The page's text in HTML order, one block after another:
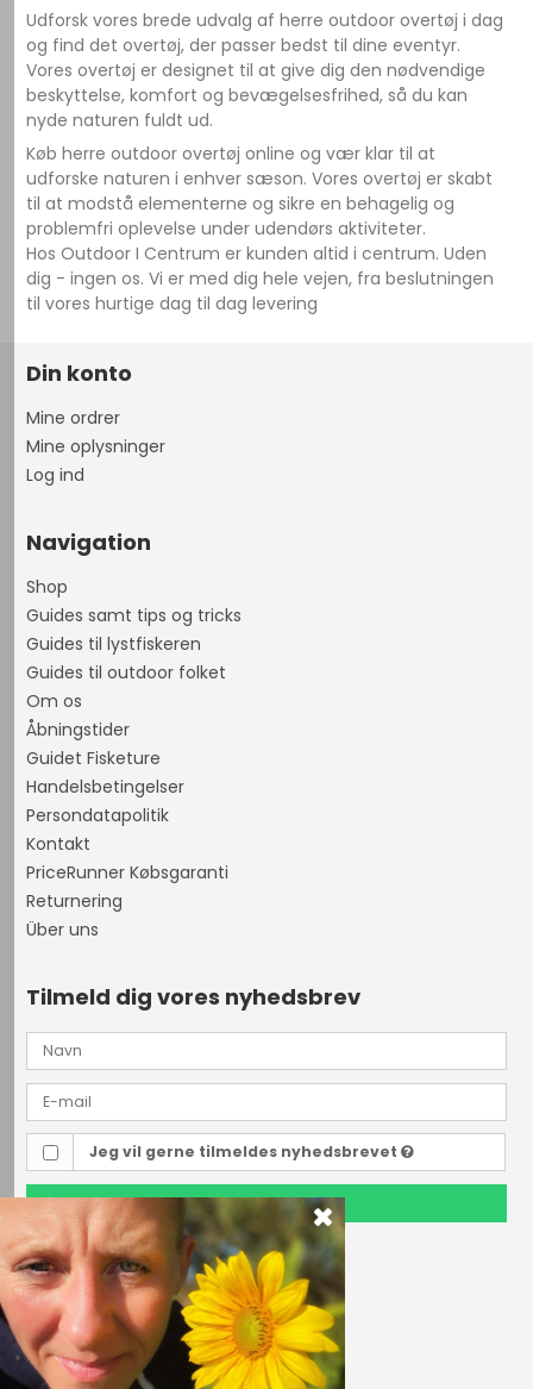
Udforsk vores brede udvalg af herre outdoor overtøj i dag
og find det overtøj, der passer bedst til dine eventyr.
Vores overtøj er designet til at give dig den nødvendige
beskyttelse, komfort og bevægelsesfrihed, så du kan
nyde naturen fuldt ud.
Køb herre outdoor overtøj online og vær klar til at
udforske naturen i enhver sæson. Vores overtøj er skabt
til at modstå elementerne og sikre en behagelig og
problemfri oplevelse under udendørs aktiviteter.
Hos Outdoor I Centrum er kunden altid i centrum. Uden
dig - ingen os. Vi er med dig hele vejen, fra beslutningen
til vores hurtige dag til dag levering
Din konto
Mine ordrer
Mine oplysninger
Log ind
Navigation
Shop
Guides samt tips og tricks
Guides til lystfiskeren
Guides til outdoor folket
Om os
Åbningstider
Guidet Fisketure
Handelsbetingelser
Persondatapolitik
Kontakt
PriceRunner Købsgaranti
Returnering
Über uns
Tilmeld dig vores nyhedsbrev
Jeg vil gerne tilmeldes nyhedsbrevet
TILMELD
Outdoor i Centrum
Perlegade 44
6400 Sønderborg, Danmark
Telefonnr.